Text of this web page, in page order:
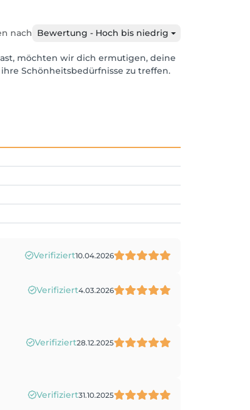
nach Bewertung - Hoch bis niedrig
möchten wir dich ermutigen, deine
Schönheitsbedürfnisse zu treffen.
Verifiziert10.04.2026
Verifiziert4.03.2026
Verifiziert28.12.2025
Verifiziert31.10.2025